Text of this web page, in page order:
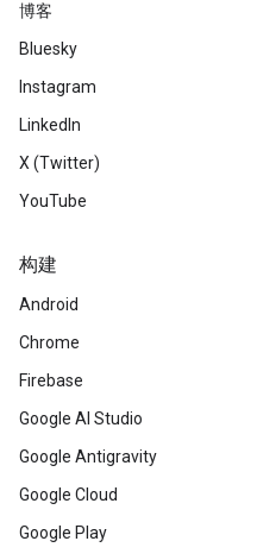
博客
Bluesky
Instagram
LinkedIn
X (Twitter)
YouTube
构建
Android
Chrome
Firebase
Google AI Studio
Google Antigravity
Google Cloud
Google Play